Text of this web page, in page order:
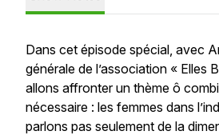
Dans cet épisode spécial, avec
générale de l’association « Elles
allons affronter un thème ô
nécessaire : les femmes dans
parlons pas seulement de la